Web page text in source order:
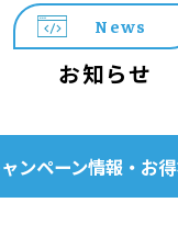
News
お知らせ
ンペーン情報・お